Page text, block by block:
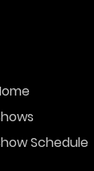
Schedule